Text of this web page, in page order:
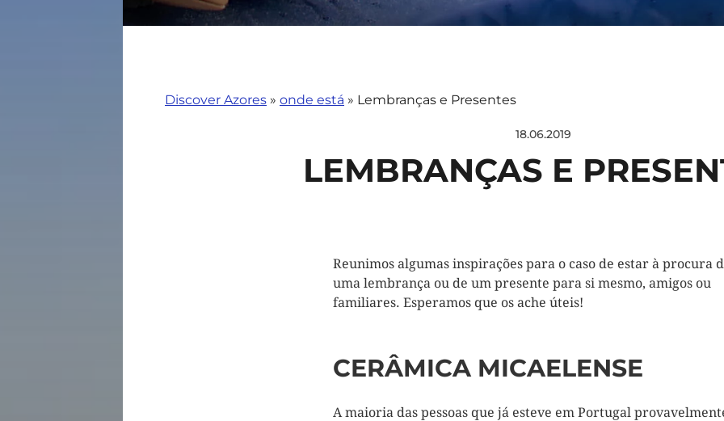
Discover Azores » onde está » Lembranças e Presentes
18.06.2019
LEMBRANÇAS E
Reunimos algumas inspirações para o caso de estar à procura
uma lembrança ou de um presente para si mesmo, amigos ou
familiares. Esperamos que os ache úteis!
CERÂMICA MICAELENSE
A maioria das pessoas que já esteve em Portugal